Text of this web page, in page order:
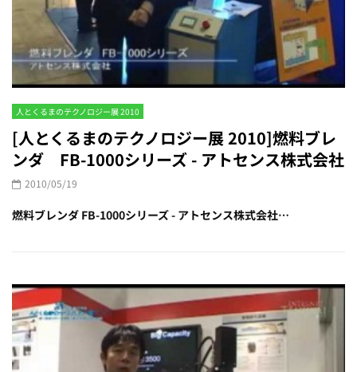
人とくるまのテクノロジー展 2010
[人とくるまのテクノロジー展 2010]燃料ブレ
ンダ FB-1000シリーズ - アトセンス株式会社
2010/05/19
燃料ブレンダ FB-1000シリーズ - アトセンス株式会社…